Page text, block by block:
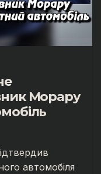
Морару
автомобіля